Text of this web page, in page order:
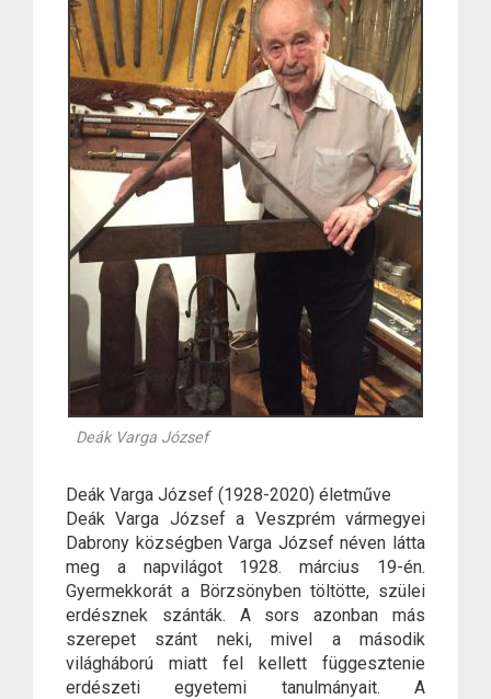
Deák Varga József
Deák Varga József (1928-2020) életműve
Deák Varga József a Veszprém vármegyei
Dabrony községben Varga József néven látta
meg a napvilágot 1928. március 19-én.
Gyermekkorát a Börzsönyben töltötte, szülei
erdésznek szánták. A sors azonban más
szerepet szánt neki, mivel a második
világháború miatt fel kellett függesztenie
erdészeti egyetemi tanulmányait. A